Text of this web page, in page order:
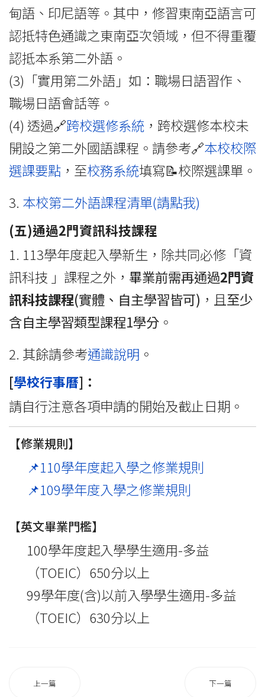
甸語、印尼語等。其中，修習東南亞語言可
認抵特色通識之東南亞次領域，但不得重覆
認抵本系第二外語。
(3)「實用第二外語」如：職場日語習作、
職場日語會話等。
(4) 透過🔗跨校選修系統 ，跨校選修本校未
開設之第二外國語課程。請參考🔗本校校際
選課要點 ，至校務系統填寫📝校際選課單。
3. 本校第二外語課程清單(請點我)
(五)通過2門資訊科技課程
1. 113學年度起入學新生，除共同必修「資
訊科技 」課程之外， 畢業前需再通過2門資
訊科技課程(實體、自主學習皆可) ，且至少
含自主學習類型課程1學分 。
2. 其餘請參考通識說明 。
[學校行事曆]：
請自行注意各項申請的開始及截止日期。
【修業規則】
📌110學年度起入學之修業規則
📌109學年度入學之修業規則
【英文畢業門檻】
100學年度起入學學生適用-多益
（TOEIC）650分以上
99學年度(含)以前入學學生適用-多益
（TOEIC）630分以上
上一篇 下一篇